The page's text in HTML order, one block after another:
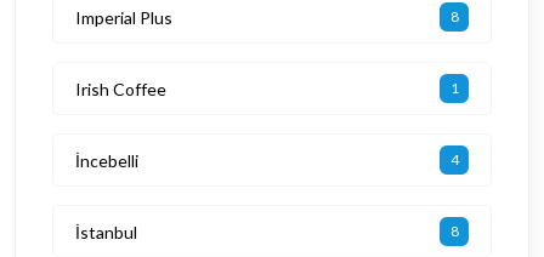
Imperial Plus 8
Irish Coffee 1
İncebelli 4
İstanbul 8